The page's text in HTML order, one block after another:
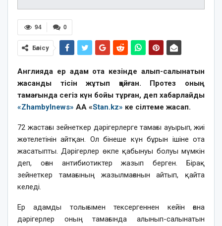
0
94
Бөлісу
Англияда ер адам ота кезінде алып-салынатын
жасанды тісін жұтып қойған. Протез оның
тамағында сегіз күн бойы тұрған, деп хабарлайды
«Zhambylnews» AA «Stan.kz» ке сілтеме жасап.
72 жастағы зейнеткер дәрігерлерге тамағы ауырып, жиі
жөтелетінін айтқан. Ол бінеше күн бұрын ішіне ота
жасатыпты. Дәрігерлер өкпе қабынуы болуы мүмкін
деп, оған антибиотиктер жазып берген. Бірақ
зейнеткер тамағының жазылмағанын айтып, қайта
келеді.
Ер адамды толығымен тексергеннен кейін ғана
дәрігерлер оның тамағында алынып-салынатын